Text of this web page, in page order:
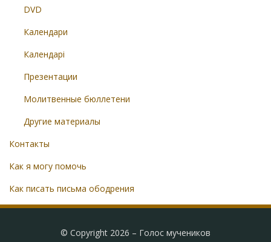
DVD
Календари
Календарі
Презентации
Молитвенные бюллетени
Другие материалы
Контакты
Как я могу помочь
Как писать письма ободрения
© Copyright 2026 – Голос мучеников